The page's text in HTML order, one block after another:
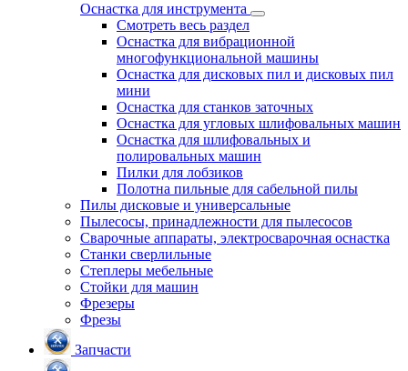
Оснастка для инструмента
Смотреть весь раздел
Оснастка для вибрационной
многофункциональной машины
Оснастка для дисковых пил и дисковых пил
мини
Оснастка для станков заточных
Оснастка для угловых шлифовальных машин
Оснастка для шлифовальных и
полировальных машин
Пилки для лобзиков
Полотна пильные для сабельной пилы
Пилы дисковые и универсальные
Пылесосы, принадлежности для пылесосов
Сварочные аппараты, электросварочная оснастка
Станки сверлильные
Степлеры мебельные
Стойки для машин
Фрезеры
Фрезы
Запчасти